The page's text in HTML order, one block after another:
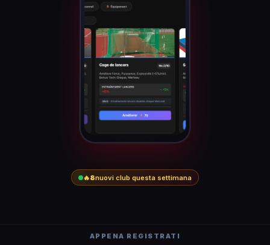
🔥8nuovi club questa settimana
APPENA REGISTRATI